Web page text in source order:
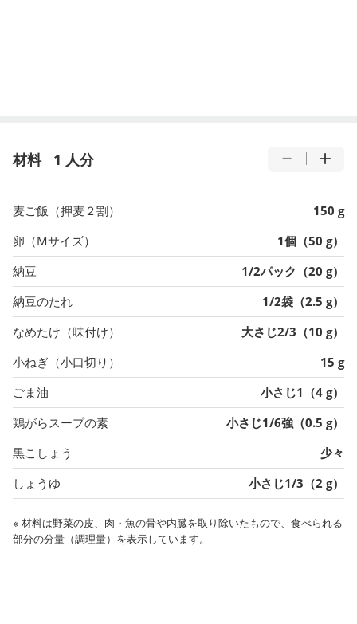
材料 1 人分
麦ご飯（押麦２割）
150 g
卵（Mサイズ）
1個（50 g）
納豆
1/2パック（20 g）
納豆のたれ
1/2袋（2.5 g）
なめたけ（味付け）
大さじ2/3（10 g）
小ねぎ（小口切り）
15 g
ごま油
小さじ1（4 g）
鶏がらスープの素
小さじ1/6強（0.5 g）
黒こしょう
少々
しょうゆ
小さじ1/3（2 g）
※ 材料は野菜の皮、肉・魚の骨や内臓を取り除いたもので、食べられる
部分の分量（調理量）を表示しています。